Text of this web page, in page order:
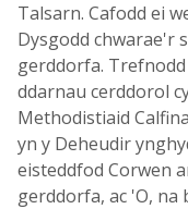
Talsarn. Cafodd ei
Dysgodd chwarae'r
gerddorfa.
ddarnau cerddorol
Methodistiaid
yn y Deheudir
eisteddfod Corwen
gerddorfa, ac 'O, na